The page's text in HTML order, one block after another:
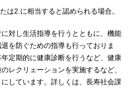
は2.に相当すると認められる場合。
対し生活指導を行うとともに、機能
を防ぐための指導も行っておりま
定期的に健康診断を行うなど、健康
レクリェーションを実施するなど、
しています。詳しくは、長寿社会課